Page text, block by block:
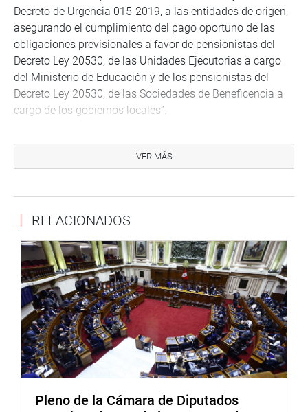
Decreto de Urgencia 015-2019, a las entidades de origen,
asegurando el cumplimiento del pago oportuno de las
obligaciones previsionales a favor de pensionistas del
Decreto Ley 20530, de las Unidades Ejecutorias a cargo
del Ministerio de Educación y de los pensionistas del
Decreto Ley 20530, de las Sociedades de Beneficencia a
cargo de los gobiernos locales”.
VER MÁS
RELACIONADOS
Pleno de la Cámara de Diputados